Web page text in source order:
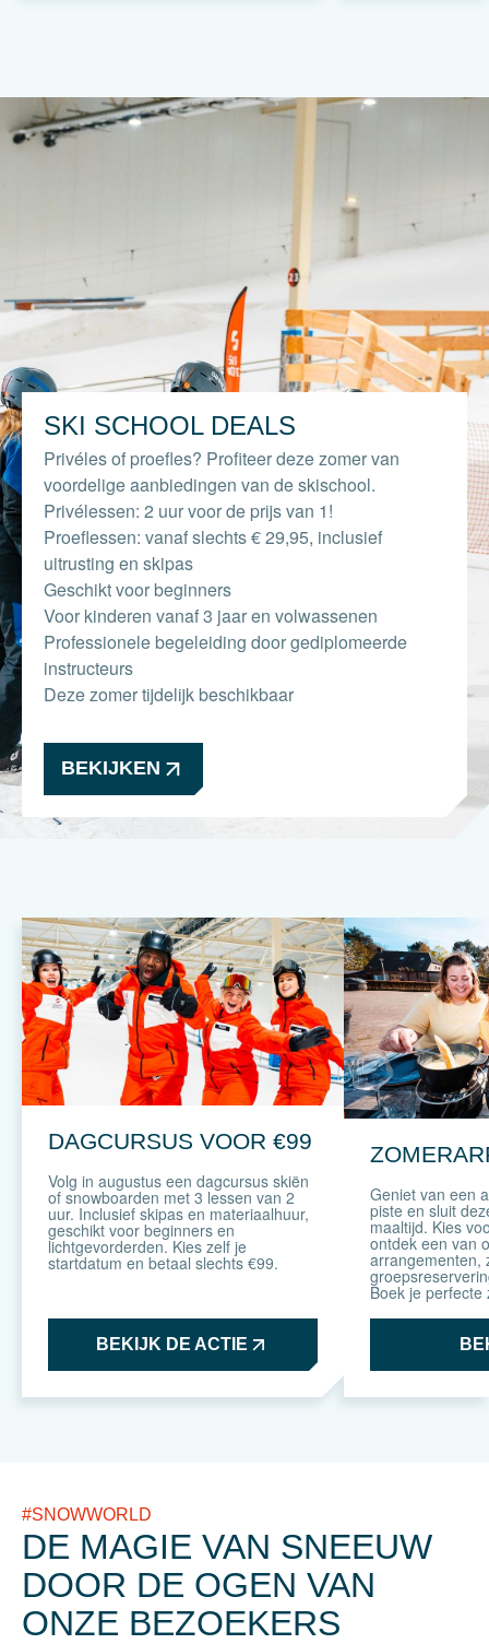
SKI SCHOOL DEALS
Privéles of proefles? Profiteer deze zomer van
voordelige aanbiedingen van de skischool.
Privélessen: 2 uur voor de prijs van 1!
Proeflessen: vanaf slechts € 29,95, inclusief
uitrusting en skipas
Geschikt voor beginners
Voor kinderen vanaf 3 jaar en volwassenen
Professionele begeleiding door gediplomeerde
instructeurs
Deze zomer tijdelijk beschikbaar
BEKIJKEN
DAGCURSUS VOOR €99
Volg in augustus een dagcursus skiën
of snowboarden met 3 lessen van 2
uur. Inclusief skipas en materiaalhuur,
geschikt voor beginners en
lichtgevorderden. Kies zelf je
startdatum en betaal slechts €99.
BEKIJK DE ACTIE
Geniet van een
piste en sluit
maaltijd. Kies
ontdek een van
arrangementen,
Boek je perfecte
#SNOWWORLD
DE MAGIE VAN SNEEUW
DOOR DE OGEN VAN
ONZE BEZOEKERS